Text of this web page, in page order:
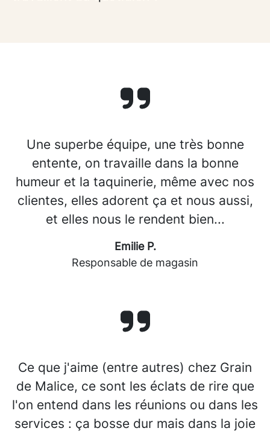
Une superbe équipe, une très bonne
entente, on travaille dans la bonne
humeur et la taquinerie, même avec nos
clientes, elles adorent ça et nous aussi,
et elles nous le rendent bien...
Emilie P.
Responsable de magasin
Ce que j'aime (entre autres) chez Grain
de Malice, ce sont les éclats de rire que
l'on entend dans les réunions ou dans les
services : ça bosse dur mais dans la joie